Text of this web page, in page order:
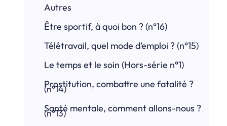
Autres
Être sportif, à quoi bon ? (n°16)
Télétravail, quel mode d’emploi ? (n°15)
Le temps et le soin (Hors-série n°1)
Prostitution, combattre une fatalité ?
(n°14)
Santé mentale, comment allons-nous ?
(n°13)